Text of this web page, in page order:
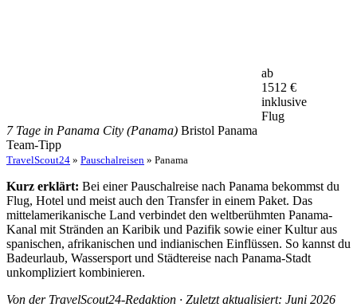
ab
1512 €
inklusive
Flug
7 Tage in Panama City (Panama) Bristol Panama
Team-Tipp
TravelScout24 » Pauschalreisen » Panama
Kurz erklärt: Bei einer Pauschalreise nach Panama bekommst du
Flug, Hotel und meist auch den Transfer in einem Paket. Das
mittelamerikanische Land verbindet den weltberühmten Panama-
Kanal mit Stränden an Karibik und Pazifik sowie einer Kultur aus
spanischen, afrikanischen und indianischen Einflüssen. So kannst du
Badeurlaub, Wassersport und Städtereise nach Panama-Stadt
unkompliziert kombinieren.
Von der TravelScout24-Redaktion · Zuletzt aktualisiert: Juni 2026